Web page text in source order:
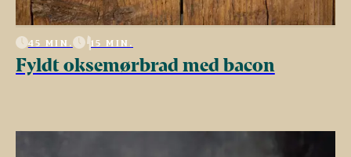
45 MIN. 15 MIN.
Fyldt oksemørbrad med bacon